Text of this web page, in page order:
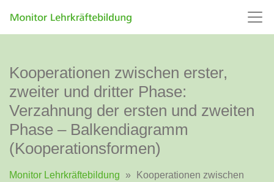
Kooperationen zwischen erster,
zweiter und dritter Phase:
Verzahnung der ersten und zweiten
Phase – Balkendiagramm
(Kooperationsformen)
Monitor Lehrkräftebildung »
Kooperationen zwischen